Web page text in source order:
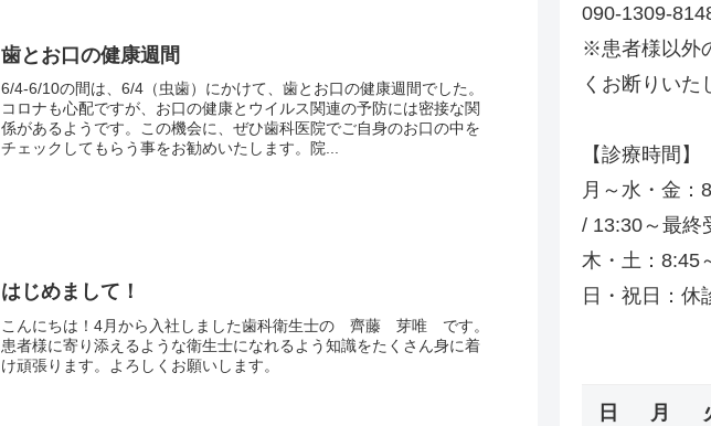
歯とお口の健康週間
6/4-6/10の間は、6/4（虫歯）にかけて、歯とお口の健康週間でした。
コロナも心配ですが、お口の健康とウイルス関連の予防には密接な関
係があるようです。この機会に、ぜひ歯科医院でご自身のお口の中を
チェックしてもらう事をお勧めいたします。院...
はじめまして！
こんにちは！4月から入社しました歯科衛生士の 齊藤 芽唯 です。
患者様に寄り添えるような衛生士になれるよう知識をたくさん身に着
け頑張ります。よろしくお願いします。
090-1309-
※患者様以外
くお断りいた
【診療時間】
月～水・金：
/ 13:30～最終
木・土：8:45
日・祝日：休
日 月